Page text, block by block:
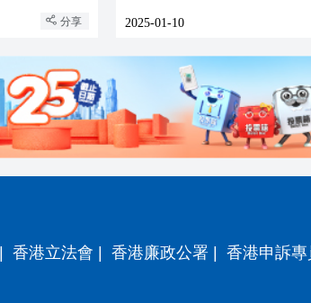
分享 2025-01-10
香港立法會 香港廉政公署
香港申訴